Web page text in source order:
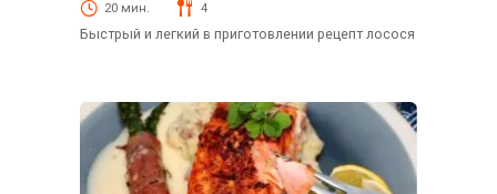
20 мин. 4
Быстрый и легкий в приготовлении рецепт лосося